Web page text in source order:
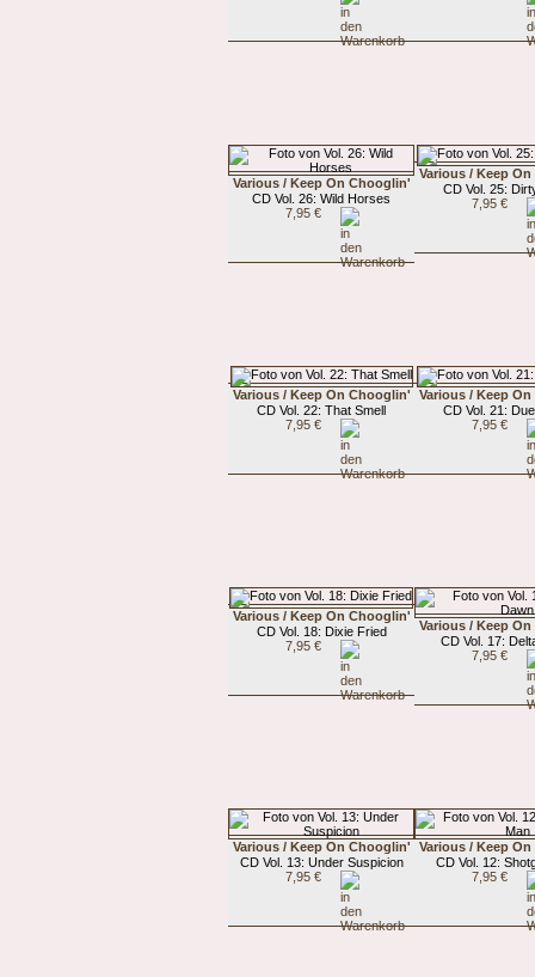
Various / Keep On Chooglin'
CD Vol. 26: Wild Horses
7,95 €
Various / Keep
CD Vol. 25:
7,95 €
Various / Keep On Chooglin'
CD Vol. 22: That Smell
7,95 €
Various / Keep
CD Vol. 21:
7,95 €
Various / Keep On Chooglin'
CD Vol. 18: Dixie Fried
7,95 €
Various / Keep
CD Vol. 17:
7,95 €
Various / Keep On Chooglin'
CD Vol. 13: Under Suspicion
7,95 €
Various / Keep
CD Vol. 12:
7,95 €